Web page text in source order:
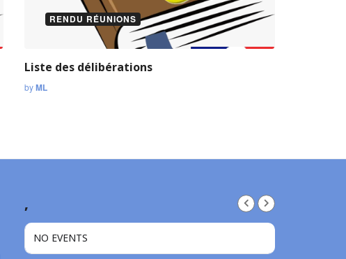
RENDU RÉUNIONS
Liste des délibérations
byML
,
NO EVENTS